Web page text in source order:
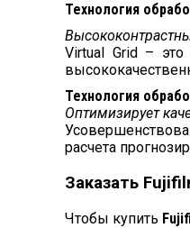
Технология
Virtual Grid – это
Технология
Оптимизирует
расчета
Заказать
Чтобы купить